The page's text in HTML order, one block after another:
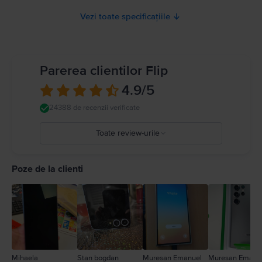
Vezi toate specificațiile
Parerea clientilor Flip
4.9/5
24388 de recenzii verificate
Toate review-urile
2
1
Poze de la clienti
Mihaela Stan bogdan Muresan Emanuel Muresan